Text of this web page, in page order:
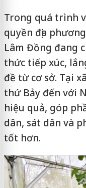
Trong quá trình
quyền địa
Lâm Đồng đang
thức tiếp xúc,
đề từ cơ sở. Tại
thứ Bảy đến với
hiệu quả, góp
dân, sát dân và
tốt hơn.